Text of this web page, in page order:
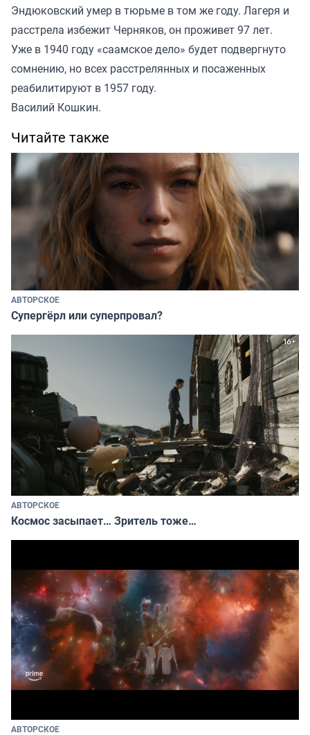
Эндюковский умер в тюрьме в том же году. Лагеря и
расстрела избежит Черняков, он проживет 97 лет.
Уже в 1940 году «саамское дело» будет подвергнуто
сомнению, но всех расстрелянных и посаженных
реабилитируют в 1957 году.
Василий Кошкин.
Читайте также
АВТОРСКОЕ
Супергёрл или суперпровал?
АВТОРСКОЕ
Космос засыпает… Зритель тоже…
АВТОРСКОЕ